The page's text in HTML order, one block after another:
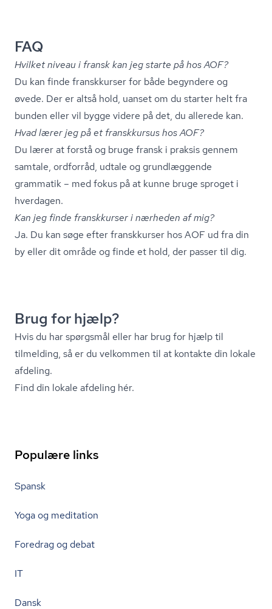
FAQ
Hvilket niveau i fransk kan jeg starte på hos AOF?
Du kan finde franskkurser for både begyndere og
øvede. Der er altså hold, uanset om du starter helt fra
bunden eller vil bygge videre på det, du allerede kan.
Hvad lærer jeg på et franskkursus hos AOF?
Du lærer at forstå og bruge fransk i praksis gennem
samtale, ordforråd, udtale og grundlæggende
grammatik – med fokus på at kunne bruge sproget i
hverdagen.
Kan jeg finde franskkurser i nærheden af mig?
Ja. Du kan søge efter franskkurser hos AOF ud fra din
by eller dit område og finde et hold, der passer til dig.
Brug for hjælp?
Hvis du har spørgsmål eller har brug for hjælp til
tilmelding, så er du velkommen til at kontakte din lokale
afdeling.
Find din lokale afdeling hér.
Populære links
Spansk
Yoga og meditation
Foredrag og debat
IT
Dansk